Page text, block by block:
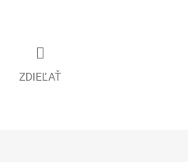
ZDIEĽAŤ